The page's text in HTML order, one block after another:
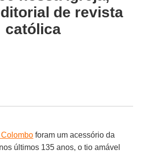
de revista
católica
foram um acessório da
últimos 135 anos, o tio amável